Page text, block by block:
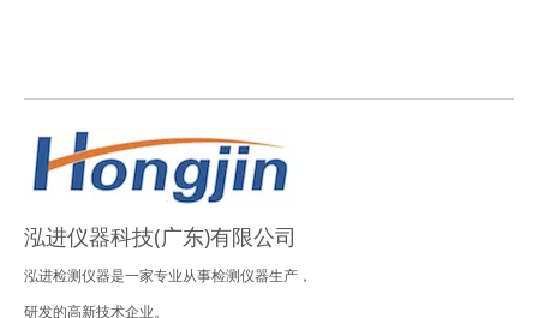
泓进仪器科技(广东)有限公司
泓进检测仪器是一家专业从事检测仪器生产，
研发的高新技术企业。